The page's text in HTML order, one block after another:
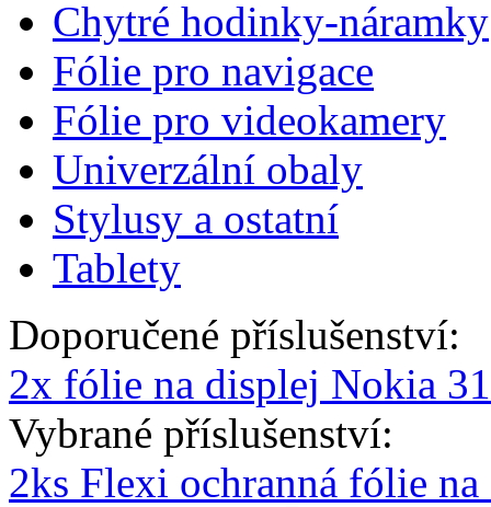
Chytré hodinky-náramky
Fólie pro navigace
Fólie pro videokamery
Univerzální obaly
Stylusy a ostatní
Tablety
Doporučené příslušenství:
2x fólie na displej Nokia
Vybrané příslušenství:
2ks Flexi ochranná fólie